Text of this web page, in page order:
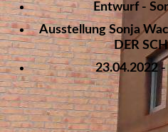
Entwurf -
Ausstellung Sonja
DER
23.04.2022